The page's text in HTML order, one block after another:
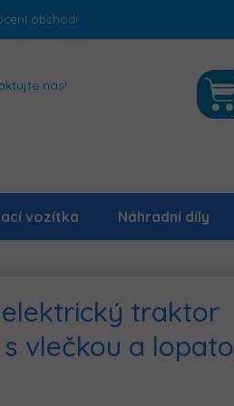
obchodu Podmínky ochrany
nás!
vozítka Náhradní díly
traktor
vlečkou a